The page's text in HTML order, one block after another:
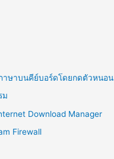
าษาบนคีย์บอร์ดโดยกดตัวหนอน
ม
Download Manager
Firewall